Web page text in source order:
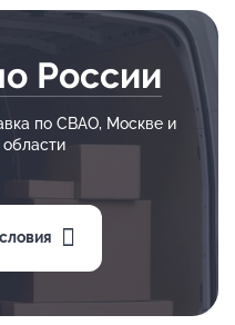
России
по СВАО, Москве и